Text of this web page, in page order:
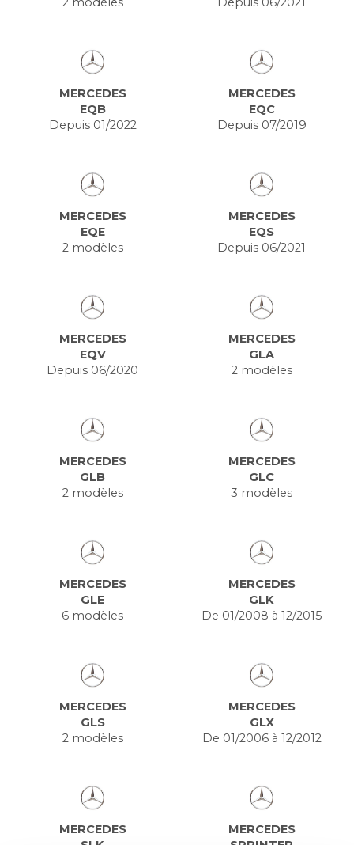
MERCEDES
EQB
Depuis 01/2022
MERCEDES
EQC
Depuis 07/2019
MERCEDES
EQE
2 modèles
MERCEDES
EQS
Depuis 06/2021
MERCEDES
EQV
Depuis 06/2020
MERCEDES
GLA
2 modèles
MERCEDES
GLB
2 modèles
MERCEDES
GLC
3 modèles
MERCEDES
GLE
6 modèles
MERCEDES
GLK
De 01/2008 à 12/2015
MERCEDES
GLS
2 modèles
MERCEDES
GLX
De 01/2006 à 12/2012
MERCEDES
MERCEDES